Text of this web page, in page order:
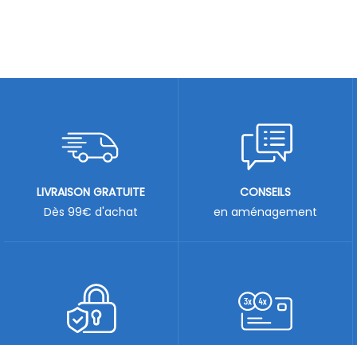
LIVRAISON GRATUITE
Dès 99€ d'achat
CONSEILS
en aménagement